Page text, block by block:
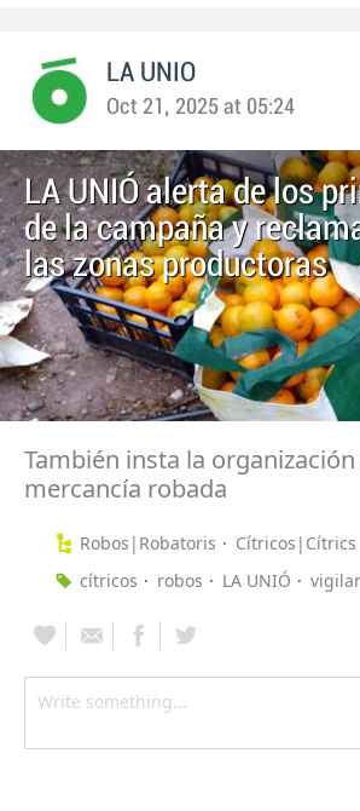
LA UNIO
Oct 21, 2025 at 05:24
LA UNIÓ alerta de los
de la campaña y
las zonas productoras
También insta la
mercancía robada
Robos|Robatoris
Cítricos|Cítrics
cítricos
robos LA UNIÓ